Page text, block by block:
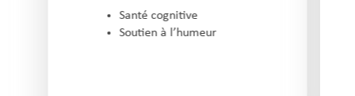
Santé cognitive
Soutien à l’humeur